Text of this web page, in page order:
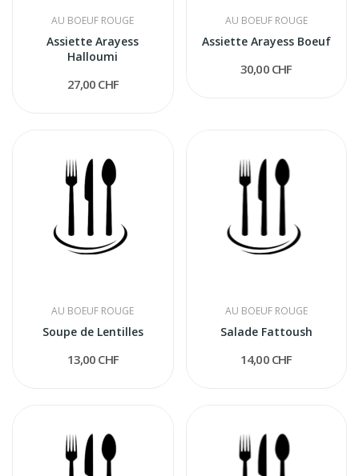
AU BOEUF ROUGE
Assiette Arayess
Halloumi
27,00 CHF
AU BOEUF ROUGE
Assiette Arayess Boeuf
30,00 CHF
AU BOEUF ROUGE
Soupe de Lentilles
13,00 CHF
AU BOEUF ROUGE
Salade Fattoush
14,00 CHF